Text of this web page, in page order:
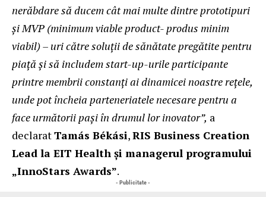
nerăbdare să ducem cât mai multe dintre prototipuri
și MVP (minimum viable product- produs minim
viabil) – uri către soluții de sănătate pregătite pentru
piață și să includem start-up-urile participante
printre membrii constanți ai dinamicei noastre rețele,
unde pot încheia parteneriatele necesare pentru a
face următorii pași în drumul lor inovator”, a
declaratTamás Békási,RIS Business Creation
Lead la EIT Health și managerul programului
„InnoStars Awards”.
- Publicitate -